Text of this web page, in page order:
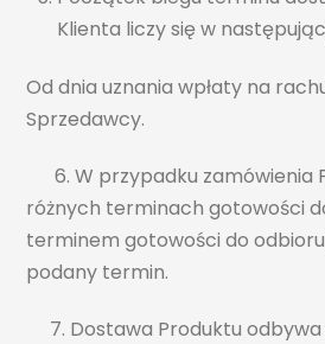
Klienta liczy się w
Od dnia uznania wpłaty na
Sprzedawcy.
6. W przypadku zamówienia
różnych terminach gotowości
terminem gotowości do odbioru
podany termin.
7. Dostawa Produktu odbywa